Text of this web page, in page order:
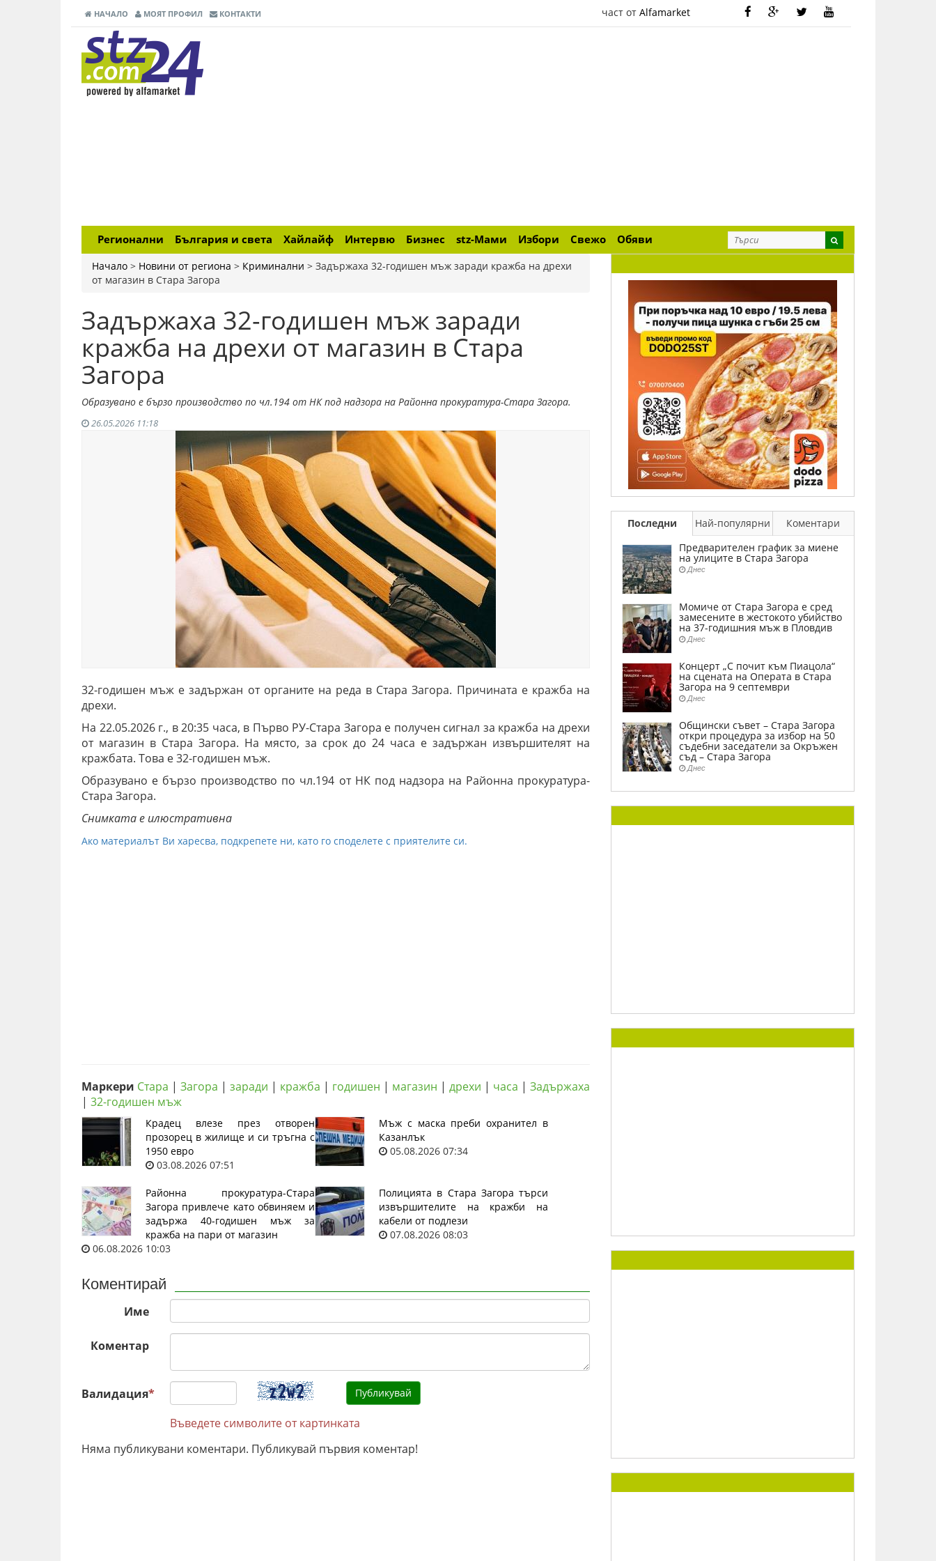
НАЧАЛО МОЯТ ПРОФИЛ КОНТАКТИ част от Alfamarket
Регионални България и света Хайлайф Интервю Бизнес stz-Мами Избори Свежо Обяви
Начало > Новини от региона > Криминални > Задържаха 32-годишен мъж заради кражба на дрехи
от магазин в Стара Загора
Задържаха 32-годишен мъж заради
кражба на дрехи от магазин в Стара
Загора
Образувано е бързо производство по чл.194 от НК под надзора на Районна прокуратура-Стара Загора.
26.05.2026 11:18
32-годишен мъж е задържан от органите на реда в Стара Загора. Причината е кражба на
дрехи.
На 22.05.2026 г., в 20:35 часа, в Първо РУ-Стара Загора е получен сигнал за кражба на дрехи
от магазин в Стара Загора. На място, за срок до 24 часа е задържан извършителят на
кражбата. Това е 32-годишен мъж.
Образувано е бързо производство по чл.194 от НК под надзора на Районна прокуратура-
Стара Загора.
Снимката е илюстративна
Ако материалът Ви харесва, подкрепете ни, като го споделете с приятелите си.
Маркери Стара | Загора | заради | кражба | годишен | магазин | дрехи | часа | Задържаха
| 32-годишен мъж
Крадец влезе през отворен
прозорец в жилище и си тръгна с
1950 евро
03.08.2026 07:51
Мъж с маска преби охранител в
Казанлък
05.08.2026 07:34
Районна прокуратура-Стара
Загора привлече като обвиняем и
задържа 40-годишен мъж за
кражба на пари от магазин
06.08.2026 10:03
Полицията в Стара Загора търси
извършителите на кражби на
кабели от подлези
07.08.2026 08:03
Коментирай
Име
Коментар
Валидация*
Въведете символите от картинката
Няма публикувани коментари. Публикувай първия коментар!
Последни Най-популярни
Коментари
Предварителен график за миене
на улиците в Стара Загора
Днес
Момиче от Стара Загора е сред
замесените в жестокото убийство
на 37-годишния мъж в Пловдив
Днес
Концерт „С почит към Пиацола“
на сцената на Операта в Стара
Загора на 9 септември
Днес
Общински съвет – Стара Загора
откри процедура за избор на 50
съдебни заседатели за Окръжен
съд – Стара Загора
Днес